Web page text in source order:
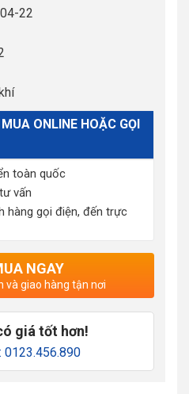
22
ONLINE HOẶC GỌI
toàn quốc
vấn
hàng gọi điện, đến trực
NGAY
và giao hàng tận nơi
giá tốt hơn!
0123.456.890